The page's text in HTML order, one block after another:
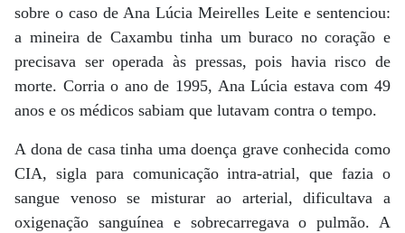
sobre o caso de Ana Lúcia Meirelles Leite e sentenciou:
a mineira de Caxambu tinha um buraco no coração e
precisava ser operada às pressas, pois havia risco de
morte. Corria o ano de 1995, Ana Lúcia estava com 49
anos e os médicos sabiam que lutavam contra o tempo.
A dona de casa tinha uma doença grave conhecida como
CIA, sigla para comunicação intra-atrial, que fazia o
sangue venoso se misturar ao arterial, dificultava a
oxigenação sanguínea e sobrecarregava o pulmão. A